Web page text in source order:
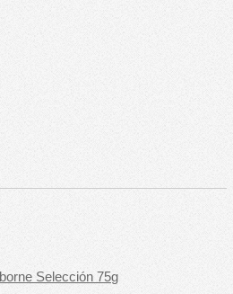
Selección 75g